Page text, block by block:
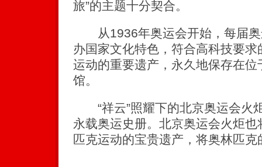
旅”的主题十分契合。
从1936年奥运会开始，每届奥
办国家文化特色，符合高科技要
运动的重要遗产，永久地保存在
馆。
“祥云”照耀下的北京奥运会火
永载奥运史册。北京奥运会火炬
匹克运动的宝贵遗产，将奥林匹